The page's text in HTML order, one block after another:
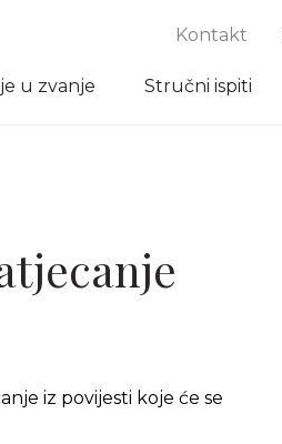
Kontakt
u zvanje Stručni ispiti
iz povijesti koje će se